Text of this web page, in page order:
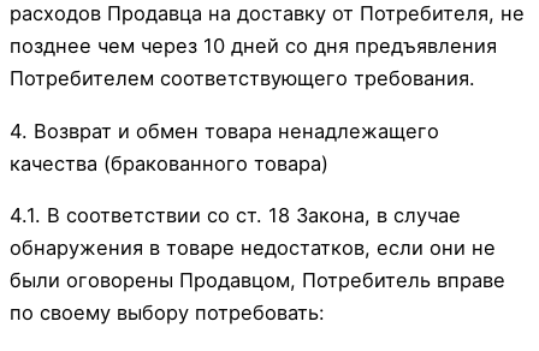
расходов Продавца на доставку от Потребителя, не
позднее чем через 10 дней со дня предъявления
Потребителем соответствующего требования.
4. Возврат и обмен товара ненадлежащего
качества (бракованного товара)
4.1. В соответствии со ст. 18 Закона, в случае
обнаружения в товаре недостатков, если они не
были оговорены Продавцом, Потребитель вправе
по своему выбору потребовать: